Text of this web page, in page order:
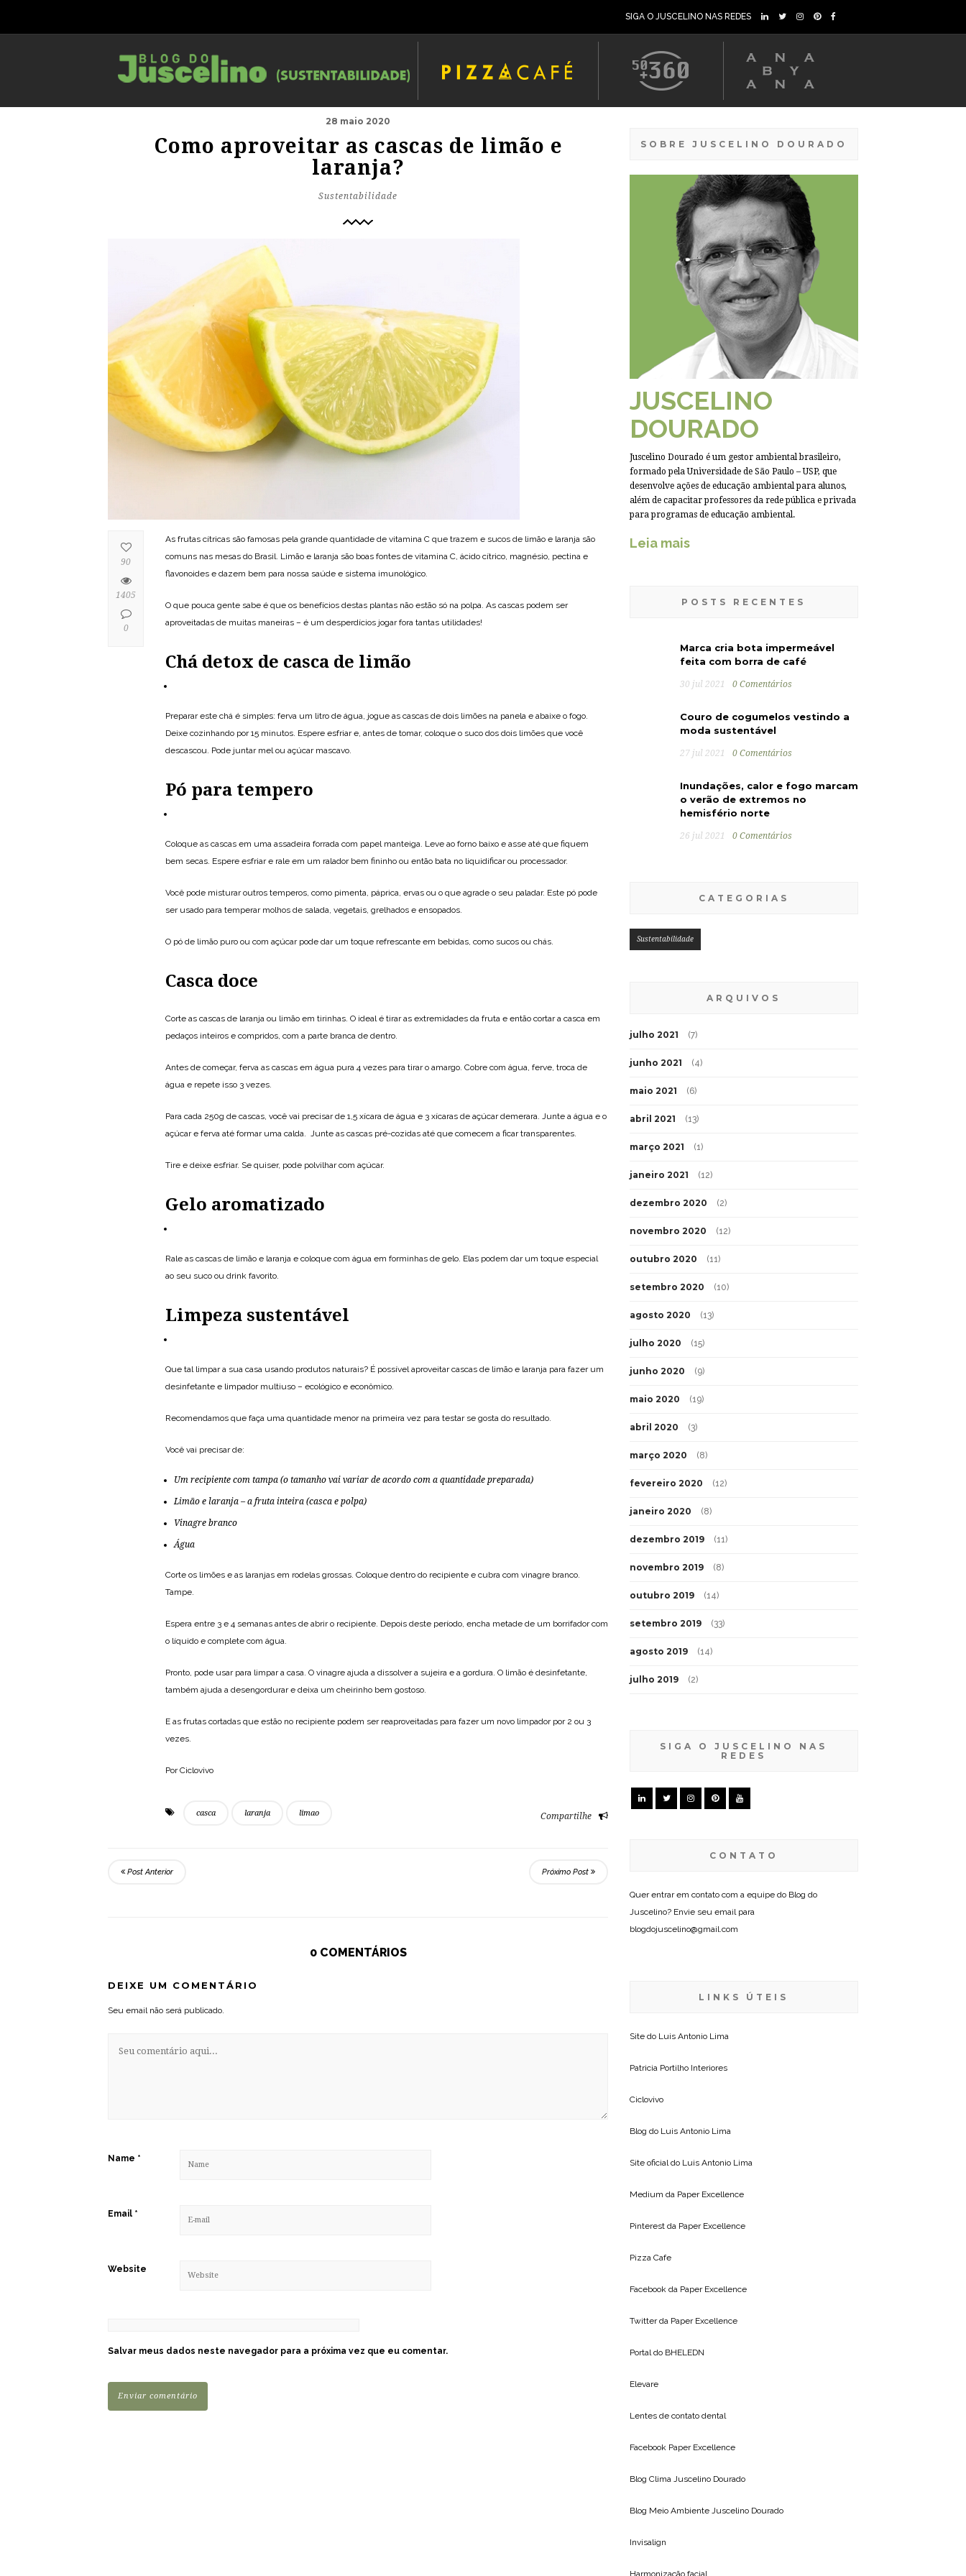
SIGA O JUSCELINO NAS REDES
28 maio 2020
Como aproveitar as cascas de limão e
laranja?
Sustentabilidade
As frutas cítricas são famosas pela grande quantidade de vitamina C que trazem e sucos de limão e laranja são
comuns nas mesas do Brasil. Limão e laranja são boas fontes de vitamina C, ácido cítrico, magnésio, pectina e
flavonoides e dazem bem para nossa saúde e sistema imunológico.
O que pouca gente sabe é que os benefícios destas plantas não estão só na polpa. As cascas podem ser
aproveitadas de muitas maneiras – é um desperdícios jogar fora tantas utilidades!
Chá detox de casca de limão
Preparar este chá é simples: ferva um litro de água, jogue as cascas de dois limões na panela e abaixe o fogo.
Deixe cozinhando por 15 minutos. Espere esfriar e, antes de tomar, coloque o suco dos dois limões que você
descascou. Pode juntar mel ou açúcar mascavo.
Pó para tempero
Coloque as cascas em uma assadeira forrada com papel manteiga. Leve ao forno baixo e asse até que fiquem
bem secas. Espere esfriar e rale em um ralador bem fininho ou então bata no liquidificar ou processador.
Você pode misturar outros temperos, como pimenta, páprica, ervas ou o que agrade o seu paladar. Este pó pode
ser usado para temperar molhos de salada, vegetais, grelhados e ensopados.
O pó de limão puro ou com açúcar pode dar um toque refrescante em bebidas, como sucos ou chás.
Casca doce
Corte as cascas de laranja ou limão em tirinhas. O ideal é tirar as extremidades da fruta e então cortar a casca em
pedaços inteiros e compridos, com a parte branca de dentro.
Antes de começar, ferva as cascas em água pura 4 vezes para tirar o amargo. Cobre com água, ferve, troca de
água e repete isso 3 vezes.
Para cada 250g de cascas, você vai precisar de 1,5 xícara de água e 3 xícaras de açúcar demerara. Junte a água e o
açúcar e ferva até formar uma calda. Junte as cascas pré-cozidas até que comecem a ficar transparentes.
Tire e deixe esfriar. Se quiser, pode polvilhar com açúcar.
Gelo aromatizado
Rale as cascas de limão e laranja e coloque com água em forminhas de gelo. Elas podem dar um toque especial
ao seu suco ou drink favorito.
Limpeza sustentável
Que tal limpar a sua casa usando produtos naturais? É possível aproveitar cascas de limão e laranja para fazer um
desinfetante e limpador multiuso – ecológico e econômico.
Recomendamos que faça uma quantidade menor na primeira vez para testar se gosta do resultado.
Você vai precisar de:
Um recipiente com tampa (o tamanho vai variar de acordo com a quantidade preparada)
Limão e laranja – a fruta inteira (casca e polpa)
Vinagre branco
Água
Corte os limões e as laranjas em rodelas grossas. Coloque dentro do recipiente e cubra com vinagre branco.
Tampe.
Espera entre 3 e 4 semanas antes de abrir o recipiente. Depois deste período, encha metade de um borrifador com
o líquido e complete com água.
Pronto, pode usar para limpar a casa. O vinagre ajuda a dissolver a sujeira e a gordura. O limão é desinfetante,
também ajuda a desengordurar e deixa um cheirinho bem gostoso.
E as frutas cortadas que estão no recipiente podem ser reaproveitadas para fazer um novo limpador por 2 ou 3
vezes.
Por Ciclovivo
casca laranja limao Compartilhe
90
1405
0
Post Anterior Próximo Post
0 COMENTÁRIOS
DEIXE UM COMENTÁRIO
Seu email não será publicado.
Name *
Email *
Website
Salvar meus dados neste navegador para a próxima vez que eu comentar.
SOBRE JUSCELINO DOURADO
JUSCELINO
DOURADO
Juscelino Dourado é um gestor ambiental brasileiro,
formado pela Universidade de São Paulo – USP, que
desenvolve ações de educação ambiental para alunos,
além de capacitar professores da rede pública e privada
para programas de educação ambiental.
Leia mais
POSTS RECENTES
Marca cria bota impermeável
feita com borra de café
30 jul 2021 0 Comentários
Couro de cogumelos vestindo a
moda sustentável
27 jul 2021 0 Comentários
Inundações, calor e fogo marcam
o verão de extremos no
hemisfério norte
26 jul 2021 0 Comentários
CATEGORIAS
Sustentabilidade
ARQUIVOS
julho 2021 (7)
junho 2021 (4)
maio 2021 (6)
abril 2021 (13)
março 2021 (1)
janeiro 2021 (12)
dezembro 2020 (2)
novembro 2020 (12)
outubro 2020 (11)
setembro 2020 (10)
agosto 2020 (13)
julho 2020 (15)
junho 2020 (9)
maio 2020 (19)
abril 2020 (3)
março 2020 (8)
fevereiro 2020 (12)
janeiro 2020 (8)
dezembro 2019 (11)
novembro 2019 (8)
outubro 2019 (14)
setembro 2019 (33)
agosto 2019 (14)
julho 2019 (2)
SIGA O JUSCELINO NAS
REDES
CONTATO
Quer entrar em contato com a equipe do Blog do
Juscelino? Envie seu email para
blogdojuscelino@gmail.com
LINKS ÚTEIS
Site do Luis Antonio Lima
Patricia Portilho Interiores
Ciclovivo
Blog do Luis Antonio Lima
Site oficial do Luis Antonio Lima
Medium da Paper Excellence
Pinterest da Paper Excellence
Pizza Cafe
Facebook da Paper Excellence
Twitter da Paper Excellence
Portal do BHELEDN
Elevare
Lentes de contato dental
Facebook Paper Excellence
Blog Clima Juscelino Dourado
Blog Meio Ambiente Juscelino Dourado
Invisalign
Harmonização facial